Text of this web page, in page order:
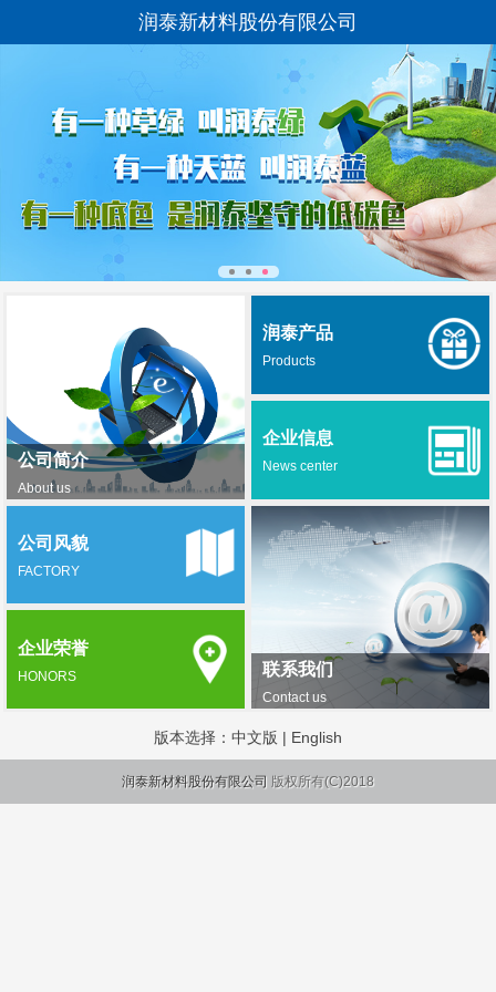
润泰新材料股份有限公司
公司简介
About us
润泰产品
Products
企业信息
News center
联系我们
Contact us
公司风貌
FACTORY
企业荣誉
HONORS
版本选择： 中文版 | English
润泰新材料股份有限公司 版权所有(C)2018